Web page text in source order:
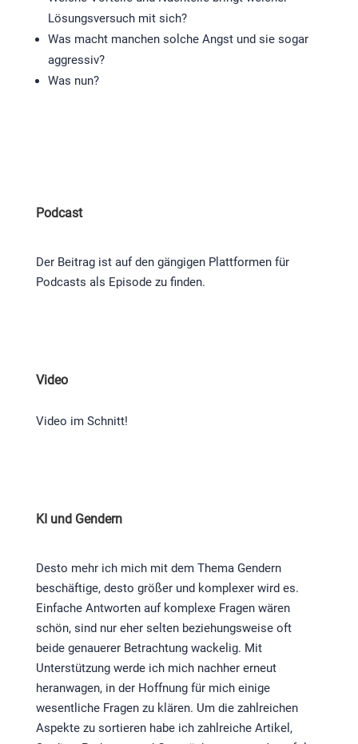
Lösungsversuch mit sich?
Was macht manchen solche Angst und sie sogar
aggressiv?
Was nun?
Podcast
Der Beitrag ist auf den gängigen Plattformen für
Podcasts als Episode zu finden.
Video
Video im Schnitt!
KI und Gendern
Desto mehr ich mich mit dem Thema Gendern
beschäftige, desto größer und komplexer wird es.
Einfache Antworten auf komplexe Fragen wären
schön, sind nur eher selten beziehungsweise oft
beide genauerer Betrachtung wackelig. Mit
Unterstützung werde ich mich nachher erneut
heranwagen, in der Hoffnung für mich einige
wesentliche Fragen zu klären. Um die zahlreichen
Aspekte zu sortieren habe ich zahlreiche Artikel,